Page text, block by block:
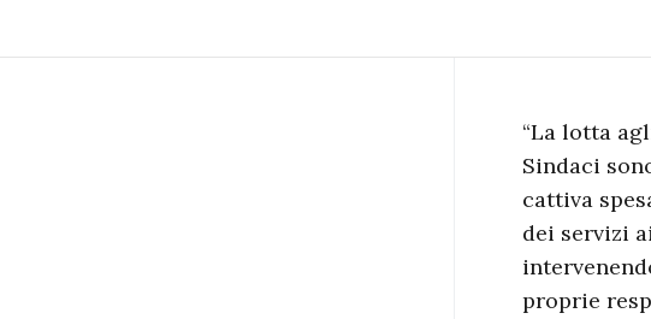
“La lotta
Sindaci
cattiva
dei servizi
proprie